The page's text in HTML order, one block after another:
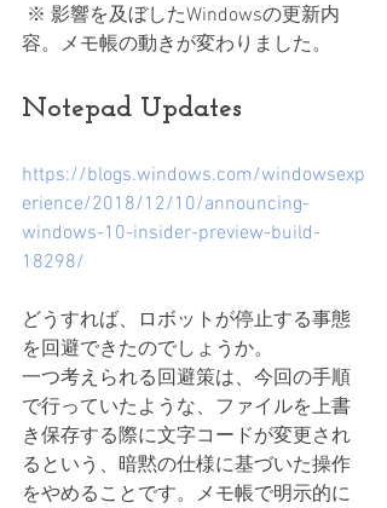
容。メモ帳の動きが変わりました。
Notepad Updates
https://blogs.windows.com/windowsexp
erience/2018/12/10/announcing-
windows-10-insider-preview-build-
18298/
どうすれば、ロボットが停止する事態
を回避できたのでしょうか。
一つ考えられる回避策は、今回の手順
で行っていたような、ファイルを上書
き保存する際に文字コードが変更され
るという、暗黙の仕様に基づいた操作
をやめることです。メモ帳で明示的に